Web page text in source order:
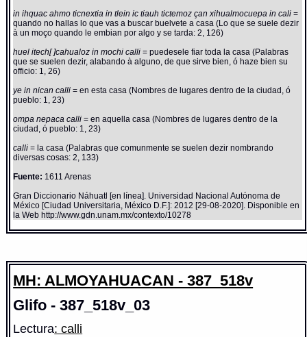
in ihquac ahmo ticnextia in tlein ic tiauh tictemoz çan xihualmocuepa in cali=
quando no hallas lo que vas a buscar buelvete a casa (Lo que se suele dezir
à un moço quando le embian por algo y se tarda: 2, 126)
huel itech[ ]cahualoz in mochi calli= puedesele fiar toda la casa (Palabras
que se suelen dezir, alabando à alguno, de que sirve bien, ó haze bien su
officio: 1, 26)
ye in nican calli= en esta casa (Nombres de lugares dentro de la ciudad, ó
pueblo: 1, 23)
ompa nepaca calli= en aquella casa (Nombres de lugares dentro de la
ciudad, ó pueblo: 1, 23)
calli= la casa (Palabras que comunmente se suelen dezir nombrando
diversas cosas: 2, 133)
Fuente: 1611 Arenas
Gran Diccionario Náhuatl [en línea]. Universidad Nacional Autónoma de
México [Ciudad Universitaria, México D.F.]: 2012 [29-08-2020]. Disponible en
la Web http://www.gdn.unam.mx/contexto/10278
MH: ALMOYAHUACAN - 387_518v
Glifo - 387_518v_03
Lectura: calli